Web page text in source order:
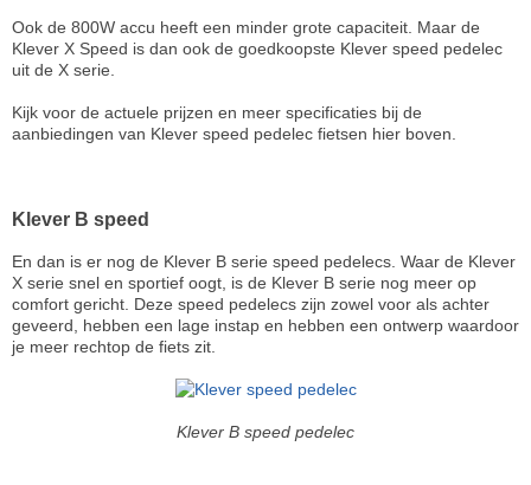
Ook de 800W accu heeft een minder grote capaciteit. Maar de
Klever X Speed is dan ook de goedkoopste Klever speed pedelec
uit de X serie.
Kijk voor de actuele prijzen en meer specificaties bij de
aanbiedingen van Klever speed pedelec fietsen hier boven.
Klever B speed
En dan is er nog de Klever B serie speed pedelecs. Waar de Klever
X serie snel en sportief oogt, is de Klever B serie nog meer op
comfort gericht. Deze speed pedelecs zijn zowel voor als achter
geveerd, hebben een lage instap en hebben een ontwerp waardoor
je meer rechtop de fiets zit.
Klever B speed pedelec